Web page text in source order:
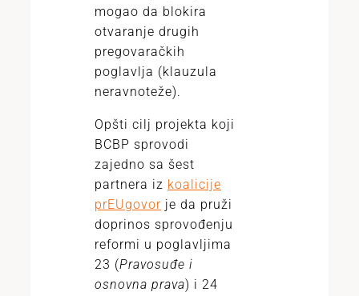
mogao da blokira
otvaranje drugih
pregovaračkih
poglavlja (klauzula
neravnoteže).
Opšti cilj projekta koji
BCBP sprovodi
zajedno sa šest
partnera iz koalicije
prEUgovor je da pruži
doprinos sprovođenju
reformi u poglavljima
23 (Pravosuđe i
osnovna prava) i 24